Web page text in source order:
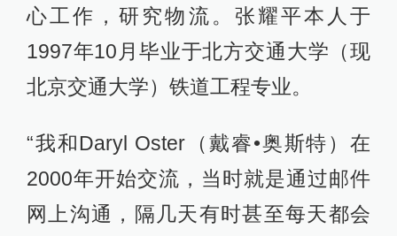
心工作，研究物流。张耀平本人于
1997年10月毕业于北方交通大学（现
北京交通大学）铁道工程专业。
“我和Daryl Oster（戴睿•奥斯特）在
2000年开始交流，当时就是通过邮件
网上沟通，隔几天有时甚至每天都会